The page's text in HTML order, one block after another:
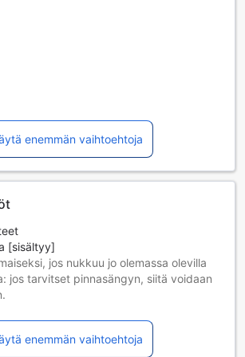
enemmän vaihtoehtoja
[sisältyy]
jos nukkuu jo olemassa olevilla
jos tarvitset pinnasängyn, siitä voidaan
kohdalta huonekoko lisätietoa
enemmän vaihtoehtoja